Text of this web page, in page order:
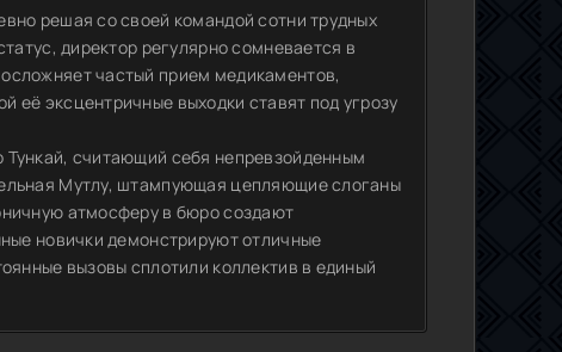
решая со своей командой сотни трудных
директор регулярно сомневается в
частый прием медикаментов,
эксцентричные выходки ставят под угрозу
считающий себя непревзойденным
Мутлу, штампующая цепляющие слоганы
атмосферу в бюро создают
новички демонстрируют отличные
вызовы сплотили коллектив в единый